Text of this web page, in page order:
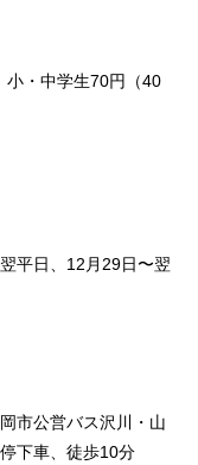
・中学生70円（40
平日、12月29日〜翌
市公営バス沢川・山
下車、徒歩10分